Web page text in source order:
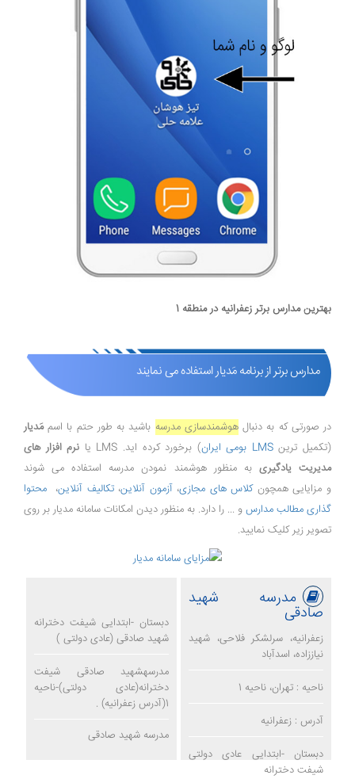
بهترین مدارس برتر زعفرانیه در منطقه 1
مدارس برتر از برنامه مَدیار استفاده می نمایند
در صورتی که به دنبالهوشمندسازی مدرسه باشید به طور حتم با اسممَدیار
(تکمیل ترینLMS بومی ایران ) برخورد کرده اید. LMS یا
نرم افزار های
مدیریت یادگیری به منظور هوشمند نمودن مدرسه استفاده می شوند
و مزایایی همچونکلاس های مجازی،آزمون آنلاین،تکالیف آنلاین، محتوا
گذاری مطالب مدارس و ... را دارد. به منظور دیدن امکانات سامانه مدیار بر روی
تصویر زیر کلیک نمایید.
مدرسه شهید
صادقی
زعفرانیه، سرلشکر فلاحی، شهید
نیاززاده، اسدآباد
ناحیه : تهران، ناحیه 1
آدرس : زعفرانیه
دبستان -ابتدایی عادی دولتی
شیفت دخترانه
دبستان -ابتدایی شیفت دخترانه
شهید صادقی (عادی دولتی )
مدرسهشهید صادقی شیفت
دخترانه(عادی دولتی)-ناحیه
1(آدرس زعفرانیه) .
مدرسه شهید صادقی